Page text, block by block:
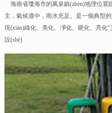
海南省瓊海市的萬泉鎮(zhèn)地理位置
主，氣候適中，雨水充足。是一個典型
現(xiàn)綠化、美化、凈化、硬化、亮化“
設(shè)